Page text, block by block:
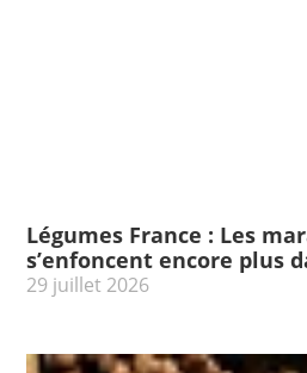
Légumes France : Les
s’enfoncent encore plus
29 juillet 2026